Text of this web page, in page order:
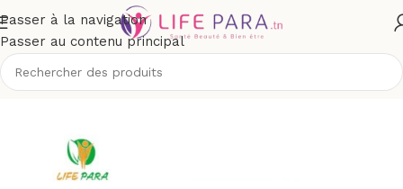
Passer à la navigation
Passer au contenu principal
/Boutique/Visage/Soins anti-taches et dépigmentants